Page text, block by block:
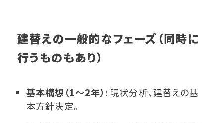
建替えの一般的なフェーズ（同時に
行うものもあり）
基本構想（1～2年） : 現状分析、建替えの基
本方針決定。